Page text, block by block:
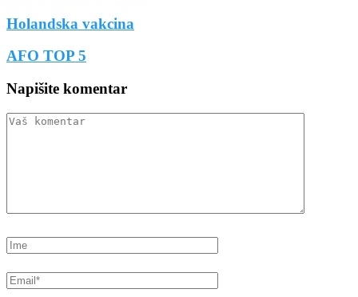
Holandska vakcina
AFO TOP 5
Napišite komentar